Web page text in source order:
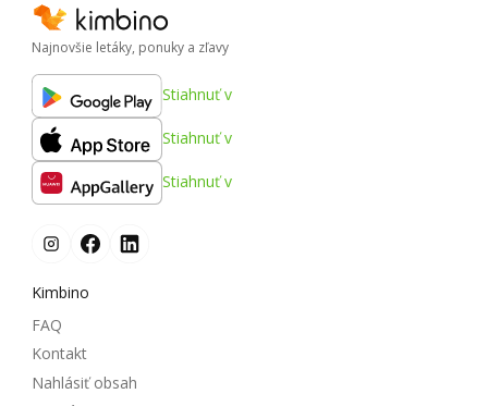
Najnovšie letáky, ponuky a zľavy
Stiahnuť v
Stiahnuť v
Stiahnuť v
Kimbino
FAQ
Kontakt
Nahlásiť obsah